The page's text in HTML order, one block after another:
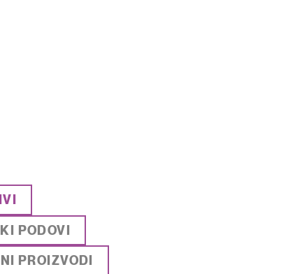
PODOVI
PROIZVODI